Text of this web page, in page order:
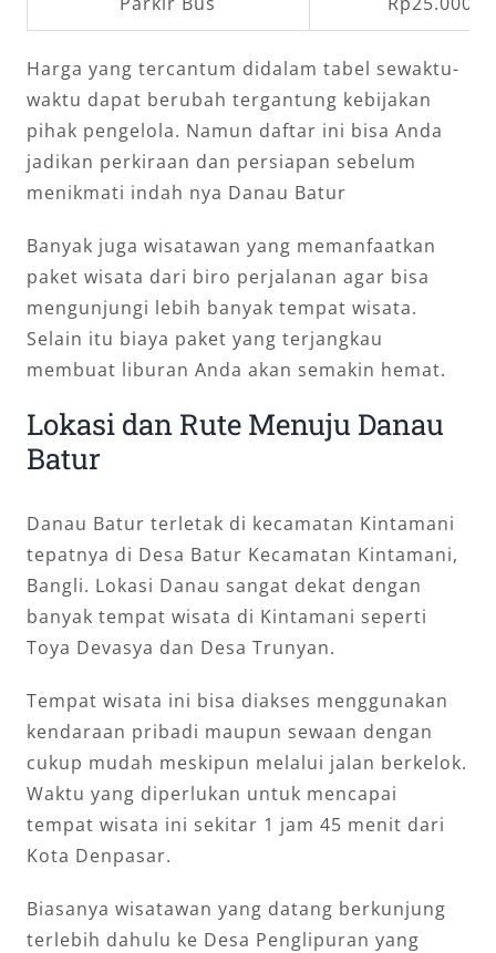
Harga yang tercantum didalam tabel sewaktu-
waktu dapat berubah tergantung kebijakan
pihak pengelola. Namun daftar ini bisa Anda
jadikan perkiraan dan persiapan sebelum
menikmati indah nya Danau Batur
Banyak juga wisatawan yang memanfaatkan
paket wisata dari biro perjalanan agar bisa
mengunjungi lebih banyak tempat wisata.
Selain itu biaya paket yang terjangkau
membuat liburan Anda akan semakin hemat.
Lokasi dan Rute Menuju Danau
Batur
Danau Batur terletak di kecamatan Kintamani
tepatnya di Desa Batur Kecamatan Kintamani,
Bangli. Lokasi Danau sangat dekat dengan
banyak tempat wisata di Kintamani seperti
Toya Devasya dan Desa Trunyan.
Tempat wisata ini bisa diakses menggunakan
kendaraan pribadi maupun sewaan dengan
cukup mudah meskipun melalui jalan berkelok.
Waktu yang diperlukan untuk mencapai
tempat wisata ini sekitar 1 jam 45 menit dari
Kota Denpasar.
Biasanya wisatawan yang datang berkunjung
terlebih dahulu ke Desa Penglipuran yang